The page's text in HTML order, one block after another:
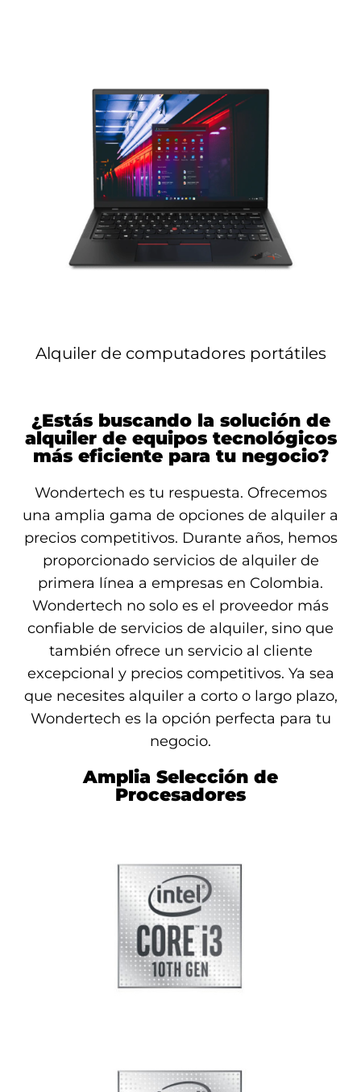
Alquiler de computadores portátiles
¿Estás buscando la solución de
alquiler de equipos tecnológicos
más eficiente para tu negocio?
Wondertech es tu respuesta. Ofrecemos
una amplia gama de opciones de alquiler a
precios competitivos. Durante años, hemos
proporcionado servicios de alquiler de
primera línea a empresas en Colombia.
Wondertech no solo es el proveedor más
confiable de servicios de alquiler, sino que
también ofrece un servicio al cliente
excepcional y precios competitivos. Ya sea
que necesites alquiler a corto o largo plazo,
Wondertech es la opción perfecta para tu
negocio.
Amplia Selección de
Procesadores